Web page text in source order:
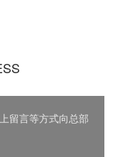
留言等方式向总部